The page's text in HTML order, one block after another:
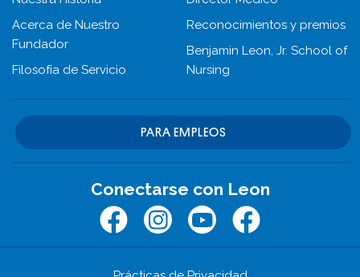
Acerca de Nuestro
Fundador
Filosofía de Servicio
Reconocimientos y premios
Benjamin Leon, Jr. School of
Nursing
PARA EMPLEOS
Conectarse con Leon
FacebookInstagramYoutube Facebook